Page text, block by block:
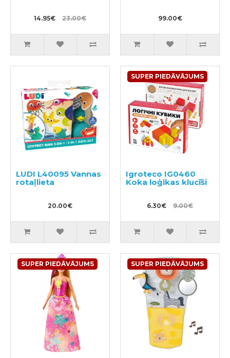
14.95€ 23.00€ 99.00€
LUDI L40095 Vannas
rotaļlieta
20.00€
SUPER PIEDĀVĀJUMS
Igroteco IG0460
Koka loģikas klucīši
6.30€ 9.00€
SUPER PIEDĀVĀJUMS SUPER PIEDĀVĀJUMS